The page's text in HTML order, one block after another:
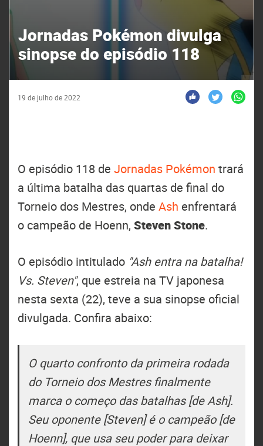
Jornadas Pokémon divulga
sinopse do episódio 118
19 de julho de 2022
O episódio 118 de Jornadas Pokémon trará
a última batalha das quartas de final do
Torneio dos Mestres, onde Ash enfrentará
o campeão de Hoenn, Steven Stone.
O episódio intitulado "Ash entra na batalha!
Vs. Steven", que estreia na TV japonesa
nesta sexta (22), teve a sua sinopse oficial
divulgada. Confira abaixo:
O quarto confronto da primeira rodada
do Torneio dos Mestres finalmente
marca o começo das batalhas [de Ash].
Seu oponente [Steven] é o campeão [de
Hoenn], que usa seu poder para deixar